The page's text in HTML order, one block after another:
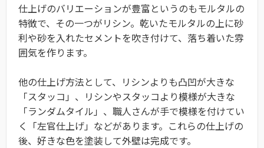
仕上げのバリエーションが豊富というのもモルタルの
特徴で、その一つがリシン。乾いたモルタルの上に砂
利や砂を入れたセメントを吹き付けて、落ち着いた雰
囲気を作ります。
他の仕上げ方法として、リシンよりも凸凹が大きな
「スタッコ」、リシンやスタッコより模様が大きな
「ランダムタイル」、職人さんが手で模様を付けてい
く「左官仕上げ」などがあります。これらの仕上げの
後、好きな色を塗装して外壁は完成です。